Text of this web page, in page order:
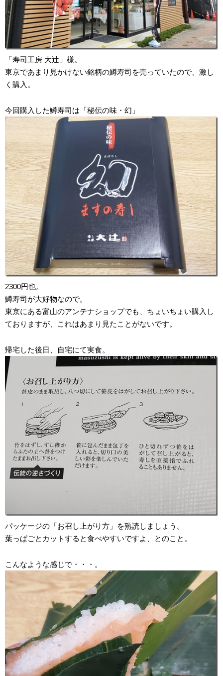
「寿司工房 大辻」様。
東京であまり見かけない銘柄の鱒寿司を売っていたので、激し
く購入。
今回購入した鱒寿司は「秘伝の味・幻」
2300円也。
鱒寿司が大好物なので。
東京にある富山のアンテナショップでも、ちょいちょい購入し
ておりますが、これはあまり見たことがないです。
帰宅した後日、自宅にて実食。
パッケージの「お召し上がり方」を熟読しましょう。
葉っぱごとカットすると食べやすいですよ、とのこと。
こんなような感じで・・・。